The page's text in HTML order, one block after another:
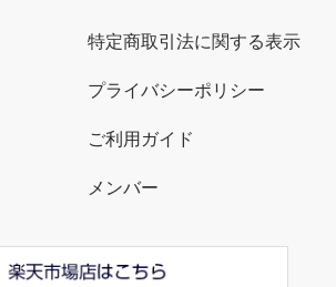
特定商取引法に関する表示
プライバシーポリシー
ご利用ガイド
メンバー